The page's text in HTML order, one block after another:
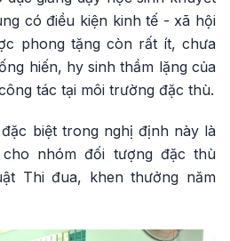
có điều kiện kinh tế - xã hội
phong tặng còn rất ít, chưa
hiến, hy sinh thầm lặng của
tác tại môi trường đặc thù.
biệt trong nghị định này là
nhóm đối tượng đặc thù
Thi đua, khen thưởng năm